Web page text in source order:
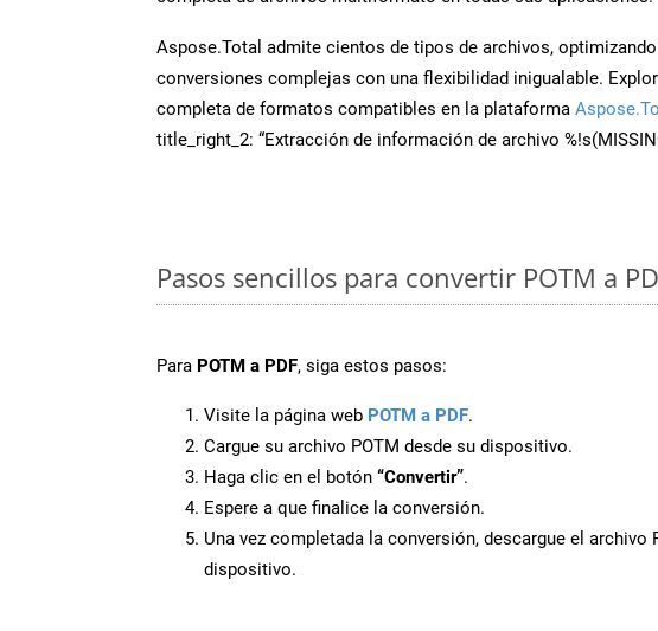
Aspose.Total admite cientos de tipos de archivos,
conversiones complejas con una flexibilidad inigualable.
completa de formatos compatibles en la plataforma
title_right_2: “Extracción de información de archivo
Pasos sencillos para convertir POTM a
Para POTM a PDF, siga estos pasos:
Visite la página web POTM a PDF.
Cargue su archivo POTM desde su dispositivo.
Haga clic en el botón “Convertir”.
Espere a que finalice la conversión.
Una vez completada la conversión, descargue el archivo
dispositivo.